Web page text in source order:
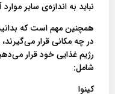
نباید به اندازه‌ی سایر
همچنین مهم است که
در چه مکانی قرار می‌گیرند،
شامل:
کینوا